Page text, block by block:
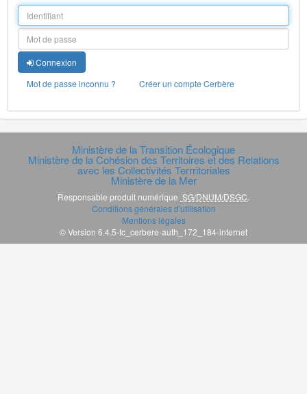
Connexion
Mot de passe inconnu ?
Créer un compte Cerbère
Ministère de la Transition Écologique
Ministère de la Cohésion des Territoires et des Relations
avec les Collectivités Terrritoriales
Ministère de la Mer
Responsable produit numérique SG/DNUM/DSGC.
Conditions générales d'utilisation
Mentions légales
© Version 6.4.5-tc_cerbere-auth_172_184-internet